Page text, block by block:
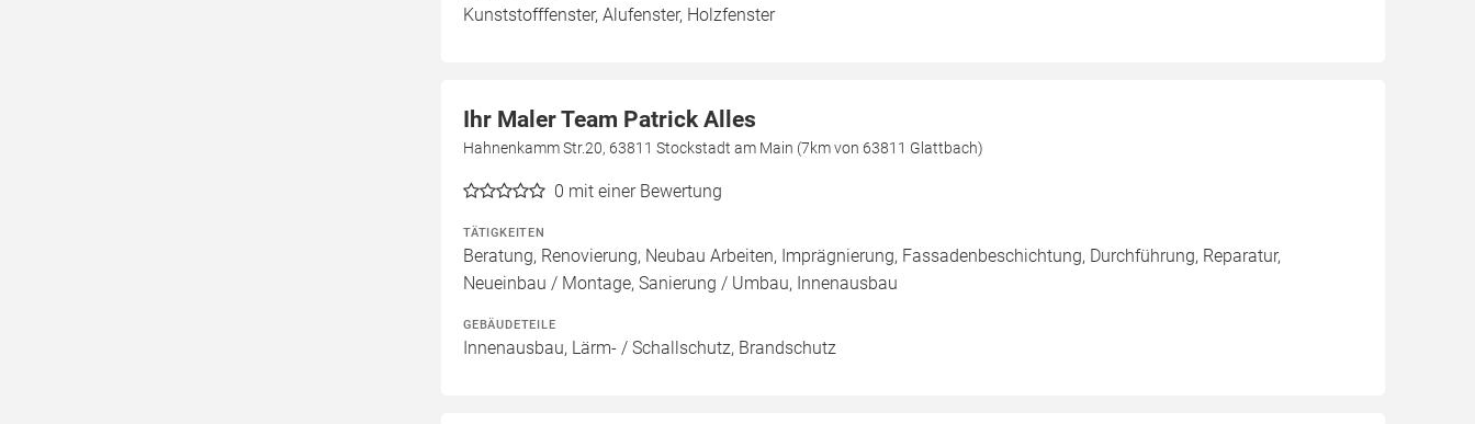
Kunststofffenster, Alufenster, Holzfenster
Ihr Maler Team Patrick Alles
Hahnenkamm Str.20, 63811 Stockstadt am Main (7km von 63811 Glattbach)
0 mit einer Bewertung
TÄTIGKEITEN
Beratung, Renovierung, Neubau Arbeiten, Imprägnierung, Fassadenbeschichtung, Durchführung, Reparatur,
Neueinbau / Montage, Sanierung / Umbau, Innenausbau
GEBÄUDETEILE
Innenausbau, Lärm- / Schallschutz, Brandschutz